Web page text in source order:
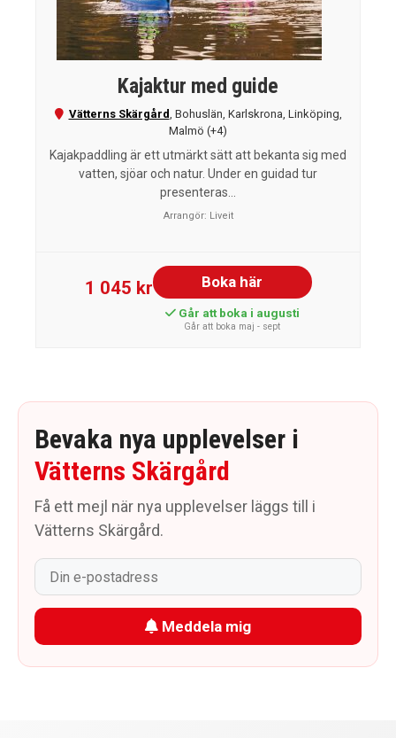
Kajaktur med guide
Vätterns Skärgård, Bohuslän, Karlskrona, Linköping,
Malmö (+4)
Kajakpaddling är ett utmärkt sätt att bekanta sig med
vatten, sjöar och natur. Under en guidad tur
presenteras...
Arrangör: Liveit
1 045 kr Boka här
Går att boka i augusti
Går att boka maj - sept
Bevaka nya upplevelser i
Vätterns Skärgård
Få ett mejl när nya upplevelser läggs till i
Vätterns Skärgård.
Meddela mig